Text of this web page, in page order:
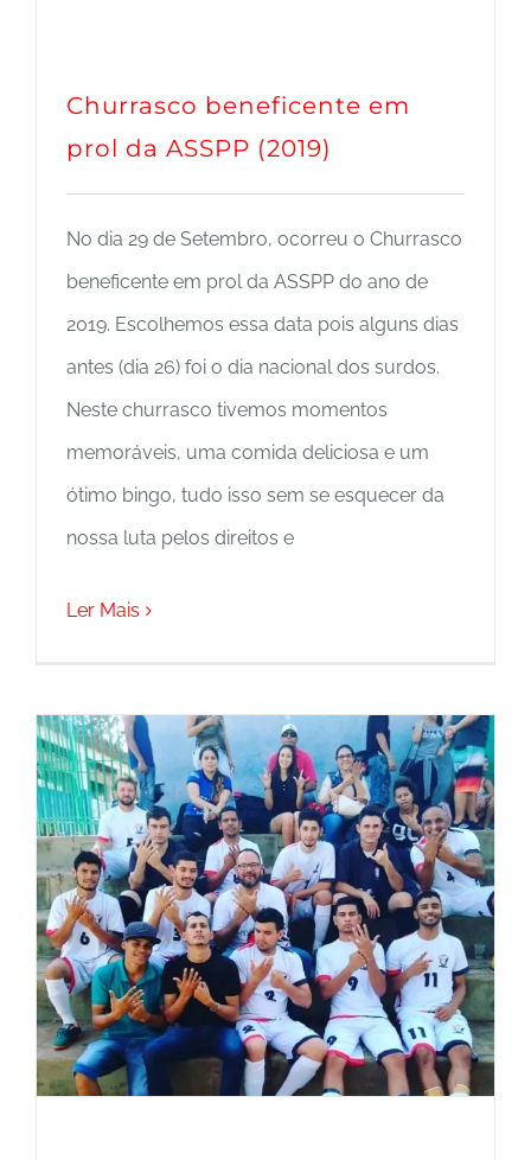
Churrasco beneficente em
prol da ASSPP (2019)
No dia 29 de Setembro, ocorreu o Churrasco
beneficente em prol da ASSPP do ano de
2019. Escolhemos essa data pois alguns dias
antes (dia 26) foi o dia nacional dos surdos.
Neste churrasco tivemos momentos
memoráveis, uma comida deliciosa e um
ótimo bingo, tudo isso sem se esquecer da
nossa luta pelos direitos e
Ler Mais